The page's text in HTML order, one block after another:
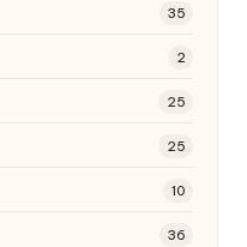
35
2
25
25
10
36